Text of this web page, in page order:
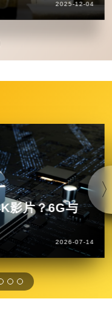
2025-12-04
影片？6G与
2026-07-14